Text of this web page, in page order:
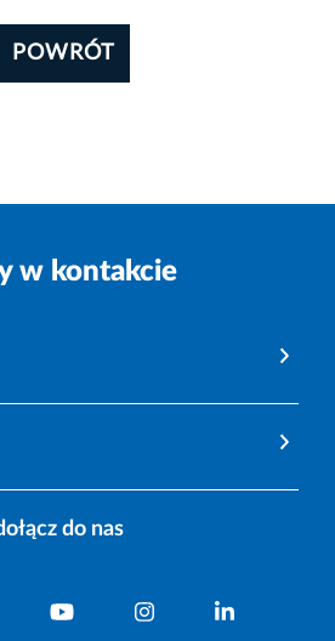
POWRÓT
w kontakcie
do nas